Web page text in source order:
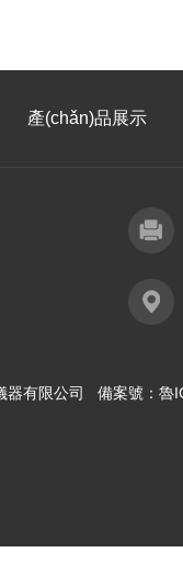
產(chǎn)品展示
器有限公司 備案號： 魯